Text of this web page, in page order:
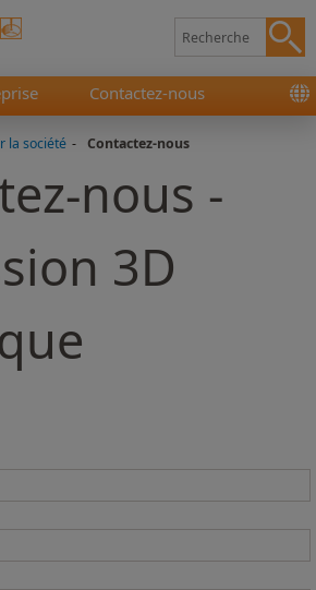
Contactez-nous
la société - Contactez-nous
nous -
3D